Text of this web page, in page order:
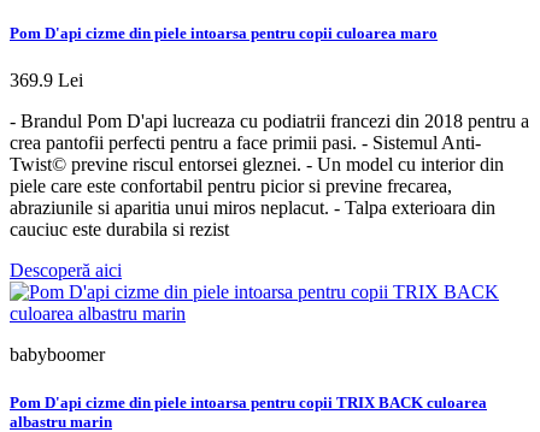
Pom D'api cizme din piele intoarsa pentru copii culoarea maro
369.9 Lei
- Brandul Pom D'api lucreaza cu podiatrii francezi din 2018 pentru a
crea pantofii perfecti pentru a face primii pasi. - Sistemul Anti-
Twist© previne riscul entorsei gleznei. - Un model cu interior din
piele care este confortabil pentru picior si previne frecarea,
abraziunile si aparitia unui miros neplacut. - Talpa exterioara din
cauciuc este durabila si rezist
Descoperă aici
babyboomer
Pom D'api cizme din piele intoarsa pentru copii TRIX BACK culoarea
albastru marin